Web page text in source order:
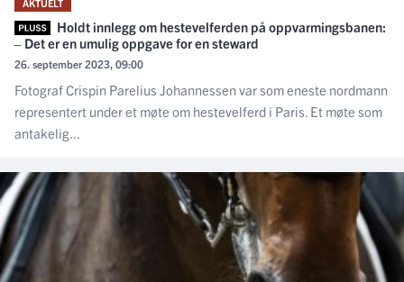
AKTUELT
Holdt innlegg om hestevelferden på oppvarmingsbanen:
– Det er en umulig oppgave for en steward
26. september 2023, 09:00
Fotograf Crispin Parelius Johannessen var som eneste nordmann
representert under et møte om hestevelferd i Paris. Et møte som
antakelig...